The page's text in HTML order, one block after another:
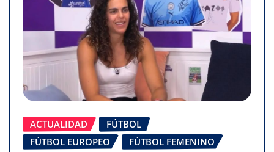
ACTUALIDAD
FÚTBOL
FÚTBOL EUROPEO
FÚTBOL FEMENINO